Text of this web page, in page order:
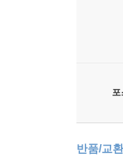
포
반품/교